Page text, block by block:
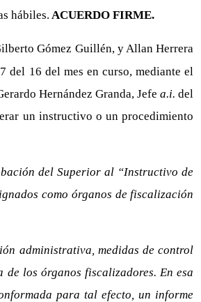
hábiles. ACUERDO FIRME.
Gómez Guillén, y Allan Herrera
del 16 del mes en curso, mediante el
Hernández Granda, Jefea.i. del
un instructivo o un procedimiento
del Superior al “Instructivo de
como órganos de fiscalización
administrativa, medidas de control
los órganos fiscalizadores. En esa
para tal efecto, un informe